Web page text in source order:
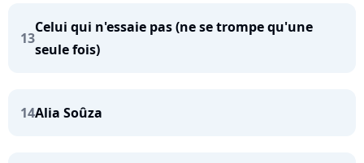
13
Celui qui n'essaie pas (ne se trompe qu'une
seule fois)
14Alia Soûza